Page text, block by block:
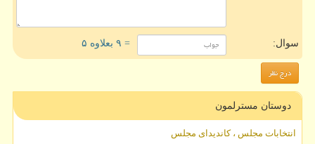
سوال: = ۹ بعلاوه ۵
دوستان مسترلمون
انتخابات مجلس ، کاندیدای مجلس